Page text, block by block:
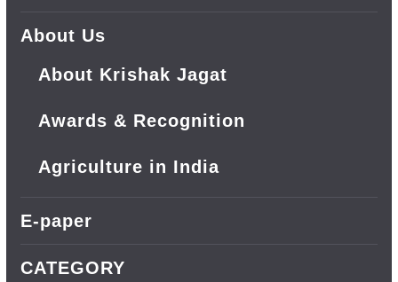
About Us
About Krishak Jagat
Awards & Recognition
Agriculture in India
E-paper
CATEGORY